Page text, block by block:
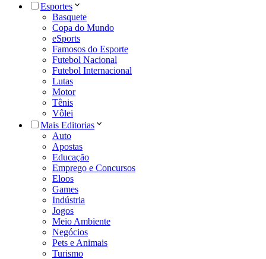
Esportes
Basquete
Copa do Mundo
eSports
Famosos do Esporte
Futebol Nacional
Futebol Internacional
Lutas
Motor
Tênis
Vôlei
Mais Editorias
Auto
Apostas
Educação
Emprego e Concursos
Eloos
Games
Indústria
Jogos
Meio Ambiente
Negócios
Pets e Animais
Turismo